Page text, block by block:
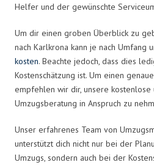
Helfer und der gewünschte
Um dir einen groben Überblick zu
nach Karlkrona kann je nach Umfang
kosten. Beachte jedoch, dass dies
Kostenschätzung ist. Um einen
empfehlen wir dir, unsere kostenlose
Umzugsberatung in Anspruch zu
Unser erfahrenes Team von
unterstützt dich nicht nur bei der
Umzugs, sondern auch bei der